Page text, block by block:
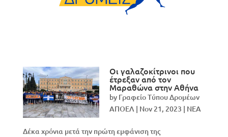
Οι γαλαζοκίτρινοι που
έτρεξαν από τον
Μαραθώνα στην Αθήνα
by Γραφείο Τύπου Δρομέων
ΑΠΟΕΛ | Nov 21, 2023 | NEA
Δέκα χρόνια μετά την πρώτη εμφάνιση της